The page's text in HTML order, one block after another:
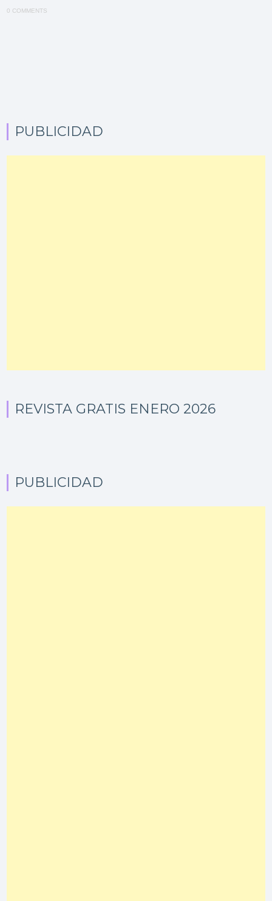
0 COMMENTS
PUBLICIDAD
REVISTA GRATIS ENERO 2026
PUBLICIDAD